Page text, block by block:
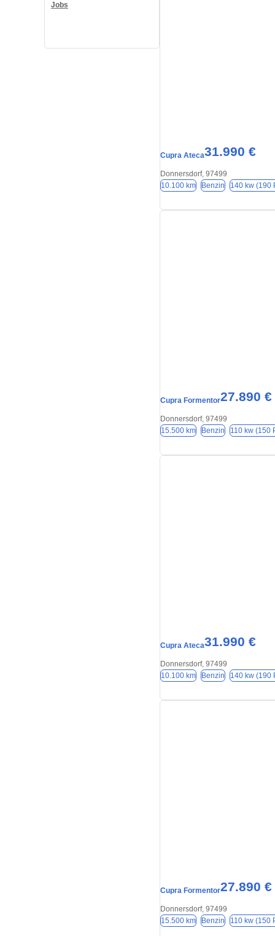
Jobs
Cupra Ateca31.990 €
Donnersdorf, 97499
10.100 km
Benzin 140 kw (190
Cupra Formentor27.890 €
Donnersdorf, 97499
15.500 km
Benzin 110 kw (150
Cupra Ateca31.990 €
Donnersdorf, 97499
10.100 km
Benzin 140 kw (190
Cupra Formentor27.890 €
Donnersdorf, 97499
15.500 km
Benzin 110 kw (150